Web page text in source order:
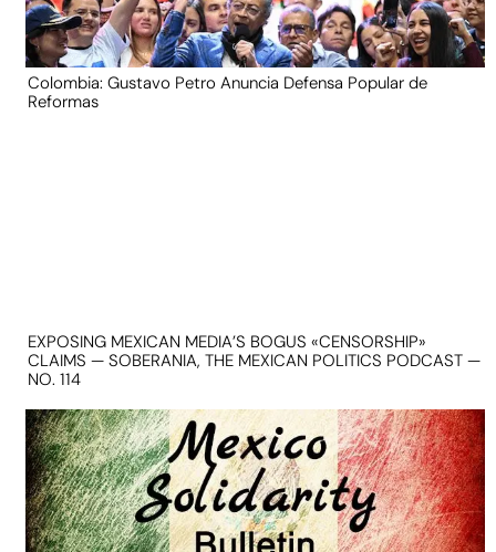
Colombia: Gustavo Petro Anuncia Defensa Popular de
Reformas
EXPOSING MEXICAN MEDIA’S BOGUS «CENSORSHIP»
CLAIMS — SOBERANIA, THE MEXICAN POLITICS PODCAST —
NO. 114